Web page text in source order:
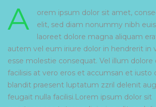
A
orem ipsum dolor sit amet,
elit, sed diam nonummy nibh
laoreet dolore magna aliquam
autem vel eum iriure dolor in hendrerit in
esse molestie consequat. Vel illum dolore
facilisis at vero eros et accumsan et iusto
blandit praesent luptatum zzril delenit
feugait nulla facilisi.Lorem ipsum dolor sit